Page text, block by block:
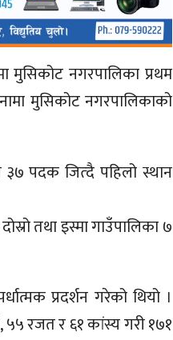
मुसिकोट नगरपालिका प्रथम
मुसिकोट नगरपालिकाको
३७ पदक जित्दै पहिलो स्थान
तथा इस्मा गाउँपालिका ७
प्रदर्शन गरेको थियो ।
५५ रजत र ६१ कांस्य गरी १७१